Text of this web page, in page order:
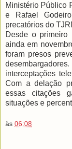
Ministério Público
e Rafael
precatórios do
Desde o primeiro
ainda em
foram presos
interceptações
Com a delação
essas citações
situações e
às 06:08